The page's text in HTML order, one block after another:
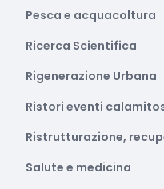
Pesca e acquacoltura
Ricerca Scientifica
Rigenerazione Urbana
Ristori eventi
Ristrutturazione,
Salute e medicina